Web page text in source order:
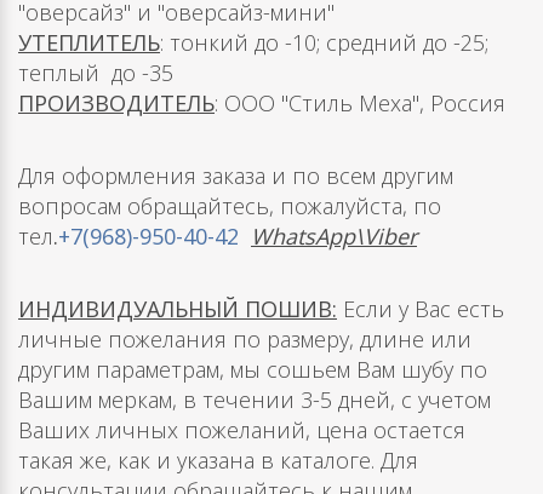
"оверсайз" и "оверсайз-мини"
УТЕПЛИТЕЛЬ: тонкий до -10; средний до -25;
теплый до -35
ПРОИЗВОДИТЕЛЬ: ООО "Стиль Меха", Россия
Для оформления заказа и по всем другим
вопросам обращайтесь, пожалуйста, по
тел.+7(968)-950-40-42 WhatsApp\Viber
ИНДИВИДУАЛЬНЫЙ ПОШИВ: Если у Вас есть
личные пожелания по размеру, длине или
другим параметрам, мы сошьем Вам шубу по
Вашим меркам, в течении 3-5 дней, с учетом
Ваших личных пожеланий, цена остается
такая же, как и указана в каталоге. Для